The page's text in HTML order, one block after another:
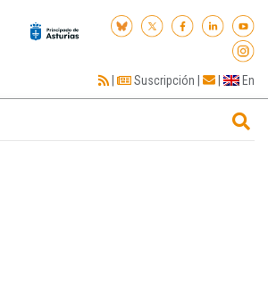
| Suscripción | | En